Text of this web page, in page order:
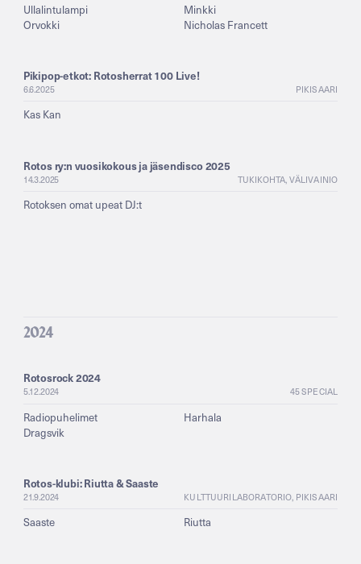
Ullalintulampi
Orvokki
Minkki
Nicholas Francett
6.6.2025 PIKISAARI
Pikipop-etkot: Rotosherrat 100 Live!
Kas Kan
14.3.2025 TUKIKOHTA, VÄLIVAINIO
Rotos ry:n vuosikokous ja jäsendisco 2025
Rotoksen omat upeat DJ:t
2024
5.12.2024 45 SPECIAL
Rotosrock 2024
Radiopuhelimet
Dragsvik
Harhala
21.9.2024 KULTTUURILABORATORIO, PIKISAARI
Rotos-klubi: Riutta & Saaste
Saaste Riutta